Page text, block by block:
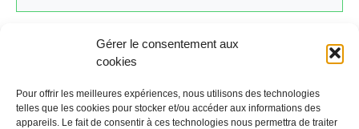
Gérer le consentement aux
cookies
Pour offrir les meilleures expériences, nous utilisons des technologies
telles que les cookies pour stocker et/ou accéder aux informations des
appareils. Le fait de consentir à ces technologies nous permettra de traiter